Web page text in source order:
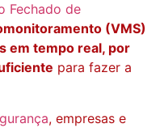
Fechado de
(VMS)
em tempo real, por
para fazer a
, empresas e